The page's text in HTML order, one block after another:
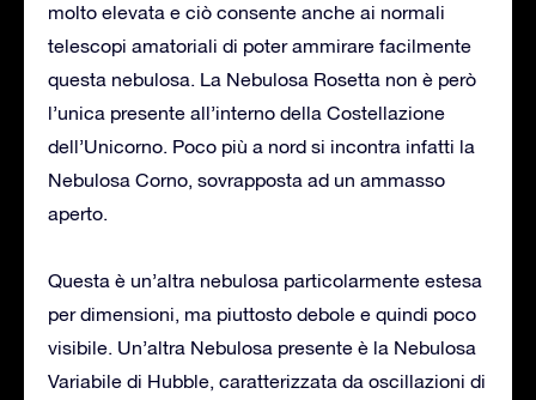
molto elevata e ciò consente anche ai normali
telescopi amatoriali di poter ammirare facilmente
questa nebulosa. La Nebulosa Rosetta non è però
l’unica presente all’interno della Costellazione
dell’Unicorno. Poco più a nord si incontra infatti la
Nebulosa Corno, sovrapposta ad un ammasso
aperto.
Questa è un’altra nebulosa particolarmente estesa
per dimensioni, ma piuttosto debole e quindi poco
visibile. Un’altra Nebulosa presente è la Nebulosa
Variabile di Hubble, caratterizzata da oscillazioni di